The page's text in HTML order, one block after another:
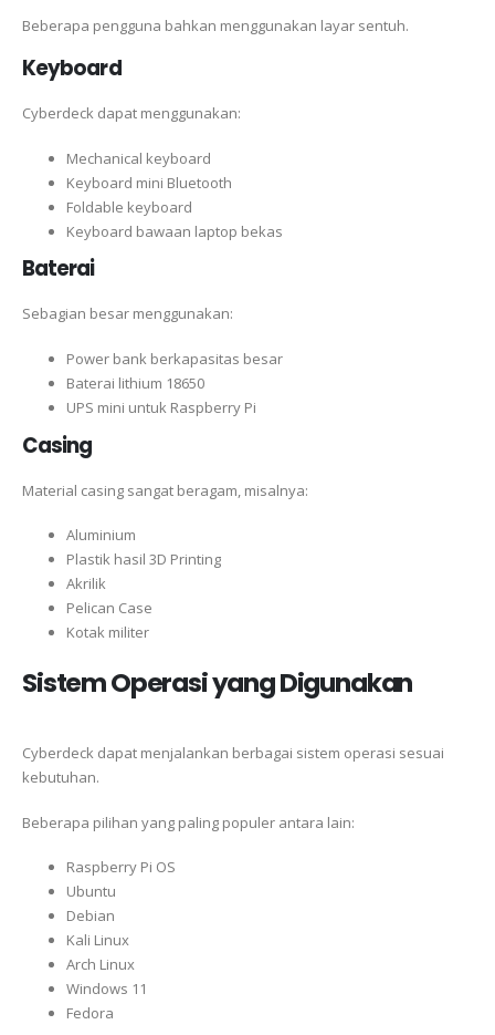
Beberapa pengguna bahkan menggunakan layar sentuh.
Keyboard
Cyberdeck dapat menggunakan:
Mechanical keyboard
Keyboard mini Bluetooth
Foldable keyboard
Keyboard bawaan laptop bekas
Baterai
Sebagian besar menggunakan:
Power bank berkapasitas besar
Baterai lithium 18650
UPS mini untuk Raspberry Pi
Casing
Material casing sangat beragam, misalnya:
Aluminium
Plastik hasil 3D Printing
Akrilik
Pelican Case
Kotak militer
Sistem Operasi yang Digunakan
Cyberdeck dapat menjalankan berbagai sistem operasi sesuai
kebutuhan.
Beberapa pilihan yang paling populer antara lain:
Raspberry Pi OS
Ubuntu
Debian
Kali Linux
Arch Linux
Windows 11
Fedora